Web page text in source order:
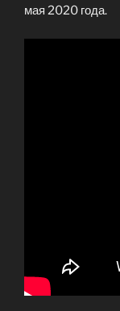
мая 2020 года.